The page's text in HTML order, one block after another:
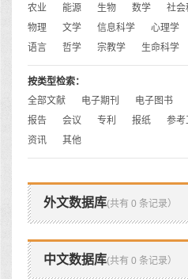
农业
能源 生物 数学 社会
物理
文学 信息科学 心理学
语言
哲学 宗教学 生命科学
按类型检索：
全部文献
电子期刊 电子图书
报告
会议 专利 报纸 参考
资讯
其他
外文数据库(共有 0 条记录）
中文数据库(共有 0 条记录）